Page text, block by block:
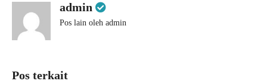
admin
Pos lain oleh admin
Pos terkait